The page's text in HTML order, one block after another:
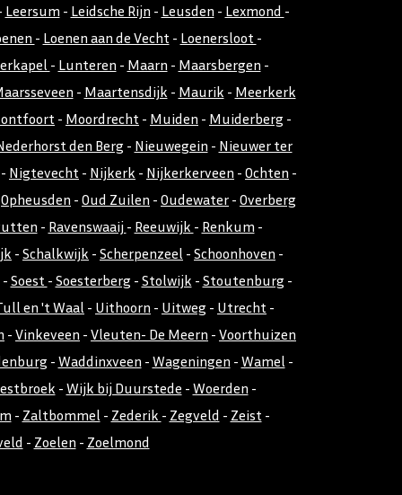
Leersum - Leidsche Rijn - Leusden - Lexmond -
- Loenen aan de Vecht - Loenersloot -
- Lunteren - Maarn - Maarsbergen -
- Maartensdijk - Maurik - Meerkerk
- Moordrecht - Muiden - Muiderberg -
den Berg - Nieuwegein - Nieuwer ter
Nigtevecht - Nijkerk - Nijkerkerveen - Ochten -
Opheusden - Oud Zuilen - Oudewater - Overberg
- Ravenswaaij - Reeuwijk - Renkum -
- Schalkwijk - Scherpenzeel - Schoonhoven -
- Soest - Soesterberg - Stolwijk - Stoutenburg -
en 't Waal - Uithoorn - Uitweg - Utrecht -
- Vinkeveen - Vleuten- De Meern - Voorthuizen
- Waddinxveen - Wageningen - Wamel -
- Wijk bij Duurstede - Woerden -
- Zaltbommel - Zederik - Zegveld - Zeist -
- Zoelen - Zoelmond